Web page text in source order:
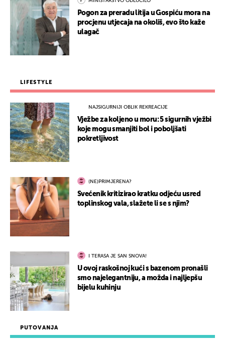
PUTOVANJA
Pogon za preradu litija u Gospiću mora na
procjenu utjecaja na okoliš, evo što kaže
ulagač
LIFESTYLE
NAJSIGURNIJI OBLIK REKREACIJE
Vježbe za koljeno u moru: 5 sigurnih vježbi
koje mogu smanjiti bol i poboljšati
pokretljivost
(NE)PRIMJERENA?
Svećenik kritizirao kratku odjeću usred
toplinskog vala, slažete li se s njim?
I TERASA JE SAN SNOVA!
U ovoj raskošnoj kući s bazenom pronašli
smo najelegantniju, a možda i najljepšu
bijelu kuhinju